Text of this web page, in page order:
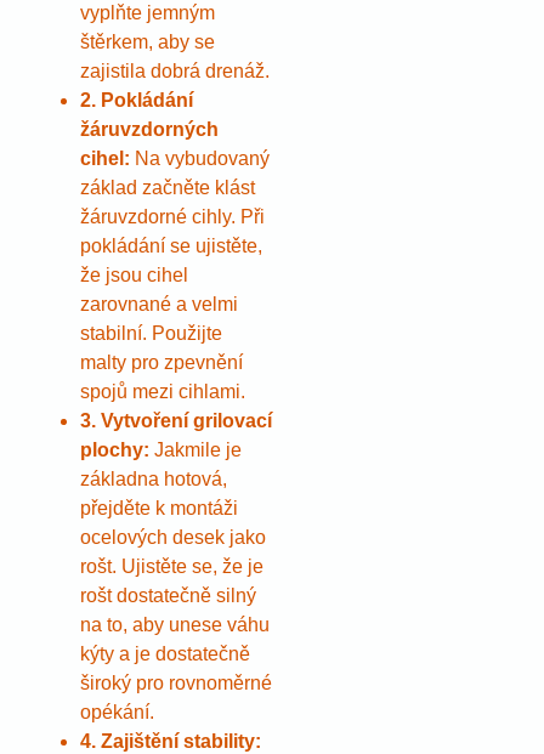
vyplňte jemným
štěrkem, aby se
zajistila dobrá drenáž.
2. Pokládání
žáruvzdorných
cihel: Na vybudovaný
základ začněte klást
žáruvzdorné cihly. Při
pokládání se ujistěte,
že jsou cihel
zarovnané a velmi
stabilní. Použijte
malty pro zpevnění
spojů mezi cihlami.
3. Vytvoření grilovací
plochy: Jakmile je
základna hotová,
přejděte k montáži
ocelových desek jako
rošt. Ujistěte se, že je
rošt dostatečně silný
na to, aby unese váhu
kýty a je dostatečně
široký pro rovnoměrné
opékání.
4. Zajištění stability: